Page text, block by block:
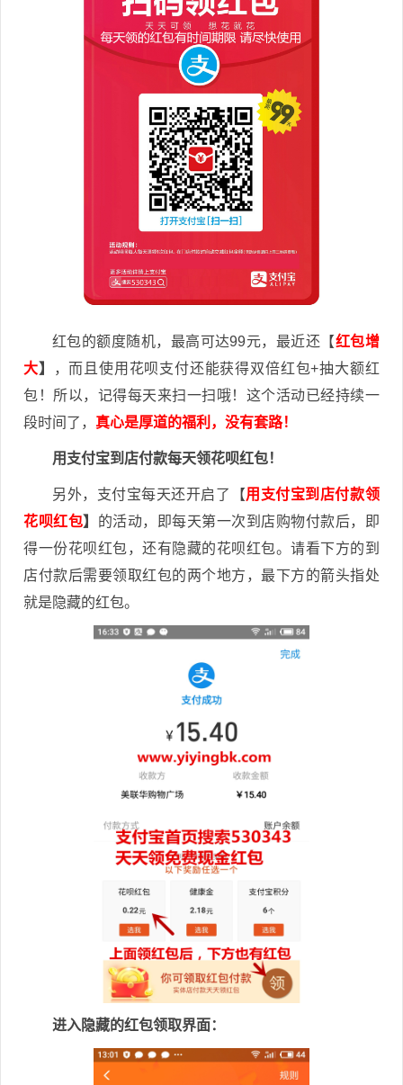
红包的额度随机，最高可达99元，最近还【红包增
大】
，而且使用花呗支付还能获得双倍红包+抽大额红
包！所以，记得每天来扫一扫哦！这个活动已经持续一
段时间了， 真心是厚道的福利，没有套路！
用支付宝到店付款每天领花呗红包！
另外，支付宝每天还开启了【用支付宝到店付款领
花呗红包】 的活动，即每天第一次到店购物付款后，即
得一份花呗红包，还有隐藏的花呗红包。请看下方的到
店付款后需要领取红包的两个地方，最下方的箭头指处
就是隐藏的红包。
进入隐藏的红包领取界面：